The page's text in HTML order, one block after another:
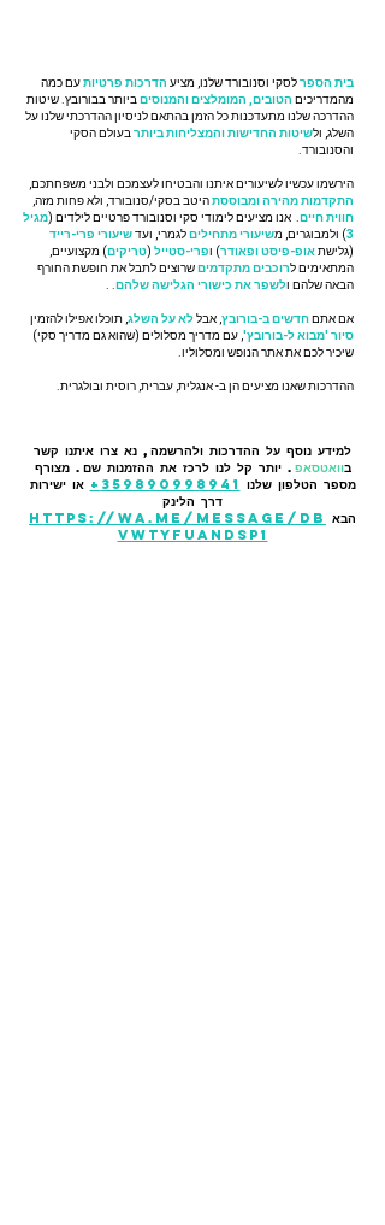
בית הספרלסקי וסנובורד שלנו, מציע הדרכות פרטיותעם כמה
מהמדריכים הטובים, המומלצים והמנוסים ביותר בבורובץ. שיטות
ההדרכה שלנו מתעדכנות כל הזמן בהתאם לניסיון ההדרכתי שלנו על
השלג, ולשיטות החדישות והמצליחות ביותר בעולם הסקי
והסנובורד. ‏
הירשמו עכשיו לשיעורים איתנו והבטיחו לעצמכם ולבני משפחתכם,
התקדמות מהירה ומבוססתהיטב בסקי/סנובורד, ולא פחות מזה,
חווית חיים . ‏ אנו מציעים לימודי סקי וסנובורד פרטיים לילדים (מגיל
3) ולמבוגרים, משיעורי מתחיליםלגמרי, ועדשיעורי פרי-רייד
(גלישתאופ-פיסט ופאודר) ופרי-סטייל (טריקים) מקצועיים,
המתאימים לרוכבים מתקדמיםשרוצים לתבל את חופשת החורף
הבאה שלהם ולשפר את כישורי הגלישה שלהם
אם אתםחדשים ב-בורובץ , אבללא על השלג , תוכלו אפילו להזמין
סיור 'מבוא ל-בורובץ' , עם מדריך מסלולים (שהוא גם מדריך סקי)
שיכיר לכם את אתר הנופש ומסלוליו. ‏
ההדרכות שאנו מציעים הן ב- אנגלית, עברית, רוסית ובולגרית.
למידע נוסף על ההדרכות ולהרשמה, נא צרו איתנו קשר
בוואטסאפ . יותר קל לנו לרכז את ההזמנות שם. מצורף
מספר הטלפון שלנו 359890998941+
או ישירות
דרך הלינק
הבא https://wa.me/message/DB
VWTYFUANDSP1